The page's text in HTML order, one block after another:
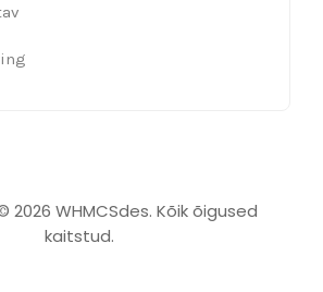
2026 WHMCSdes. Kõik õigused
kaitstud.